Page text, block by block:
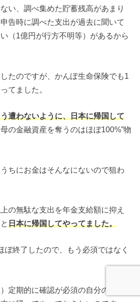
い、調べ集めた貯蓄残高があまり
告時に調べた支出が過去に聞いて
（1億円が行方不明等）があるから
たのですが、かんぽ生命保険でも1
てました。
遭わないように、日本に帰国して
の金融資産を奪うのはほぼ100%”物
ちにお金はそんなにないので狙わ
の無駄な支出を年金支給額に抑え
日本に帰国してやってました。
ぼ終了したので、もう必須ではなく
定期的に確認が必須の自分の用事